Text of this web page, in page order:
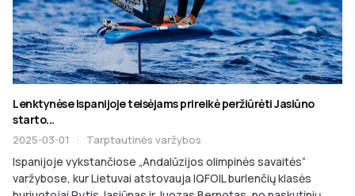
Lenktynėse Ispanijoje teisėjams prireikė peržiūrėti Jasiūno
starto...
2025-03-01 · Tarptautinės varžybos
Ispanijoje vykstančiose „Andalūzijos olimpinės savaitės“
varžybose, kur Lietuvai atstovauja IQFOIL burlenčių klasės